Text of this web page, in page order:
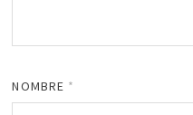
NOMBRE *